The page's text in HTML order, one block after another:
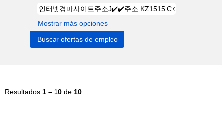
Mostrar más opciones
Resultados 1 – 10 de 10